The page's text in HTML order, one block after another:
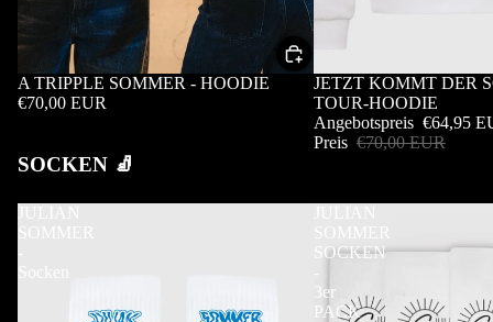
A TRIPPLE SOMMER - HOODIE
€70,00 EUR
Sale
JETZT KOMMT DER
TOUR-HOODIE
Angebotspreis €64,95
Preis €70,00 EUR
SOCKEN 🧦
SOMMER
SOCKEN
-
3er
PACK